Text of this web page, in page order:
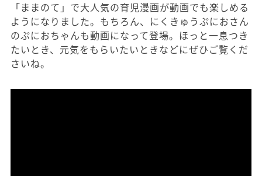
「ままのて」で大人気の育児漫画が動画でも楽しめる
ようになりました。もちろん、にくきゅうぷにおさん
のぷにおちゃんも動画になって登場。ほっと一息つき
たいとき、元気をもらいたいときなどにぜひご覧くだ
さいね。